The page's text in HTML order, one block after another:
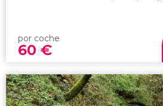
por coche
60 €